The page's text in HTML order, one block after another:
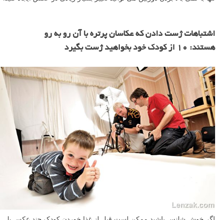
اشتباهات ژست دادن که عکاسان پرتره با آن رو به رو
هستند: ۱۰ از کودک خود بخواهید ژست بگیرد